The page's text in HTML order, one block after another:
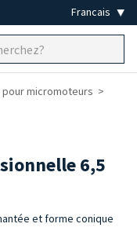
pour micromoteurs
6,5
et forme conique